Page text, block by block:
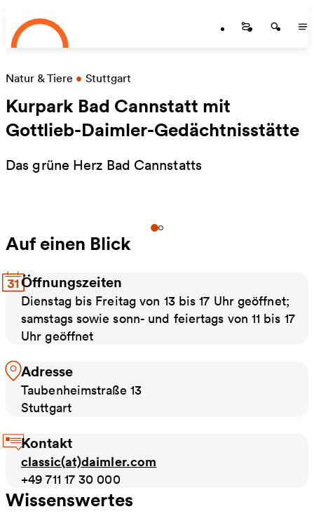
Zum Hauptinhalt springen
Startseite
Natur & Tiere • Stuttgart
Kurpark Bad Cannstatt mit
Gottlieb-Daimler-Gedächtnisstätte
Das grüne Herz Bad Cannstatts
Auf einen Blick
Öffnungszeiten
Dienstag bis Freitag von 13 bis 17 Uhr geöffnet;
samstags sowie sonn- und feiertags von 11 bis 17
Uhr geöffnet
Adresse
Taubenheimstraße 13
Stuttgart
Kontakt
classic(at)daimler.com
+49 711 17 30 000
Wissenswertes